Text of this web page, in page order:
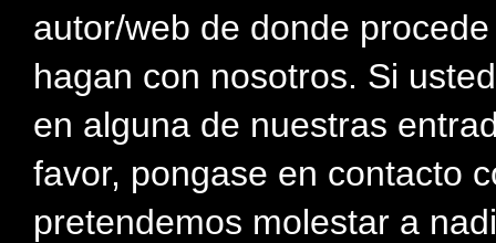
autor/web de donde
hagan con nosotros. Si
en alguna de nuestras
favor, pongase en contacto
pretendemos molestar a